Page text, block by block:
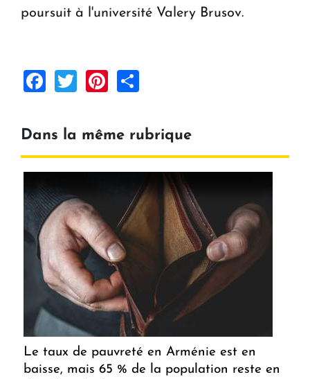
poursuit à l'université Valery Brusov.
Facebook
TwitterPinterest
Dans la même rubrique
Le taux de pauvreté en Arménie est en
baisse, mais 65 % de la population reste en